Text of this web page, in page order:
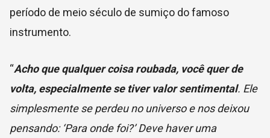
período de meio século de sumiço do famoso
instrumento.
“Acho que qualquer coisa roubada, você quer de
volta, especialmente se tiver valor sentimental. Ele
simplesmente se perdeu no universo e nos deixou
pensando: ‘Para onde foi?’ Deve haver uma